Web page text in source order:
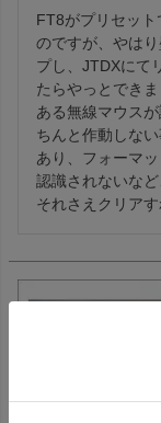
FT8がプリセッ
のですが、やは
プし、JTDXにて
たらやっとでき
ある無線マウス
ちんと作動しな
あり、フォーマ
認識されないな
それさえクリア